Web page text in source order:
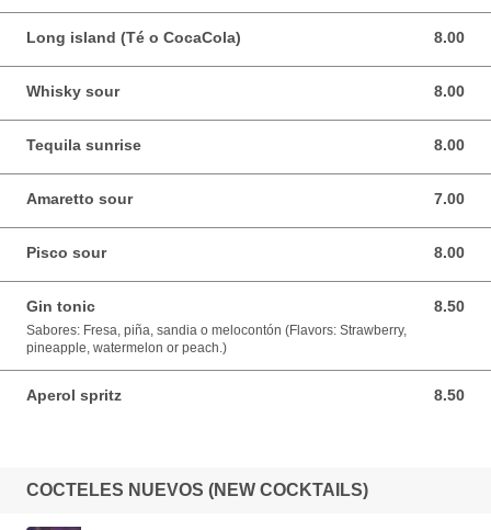
Long island (Té o CocaCola) 8.00
8.00 USD
Whisky sour 8.00
8.00 USD
Tequila sunrise 8.00
8.00 USD
Amaretto sour 7.00
7.00 USD
Pisco sour 8.00
8.00 USD
Gin tonic 8.50
8.50 USD
Sabores: Fresa, piña, sandia o melocontón (Flavors: Strawberry,
pineapple, watermelon or peach.)
Aperol spritz 8.50
8.50 USD
COCTELES NUEVOS (NEW COCKTAILS)